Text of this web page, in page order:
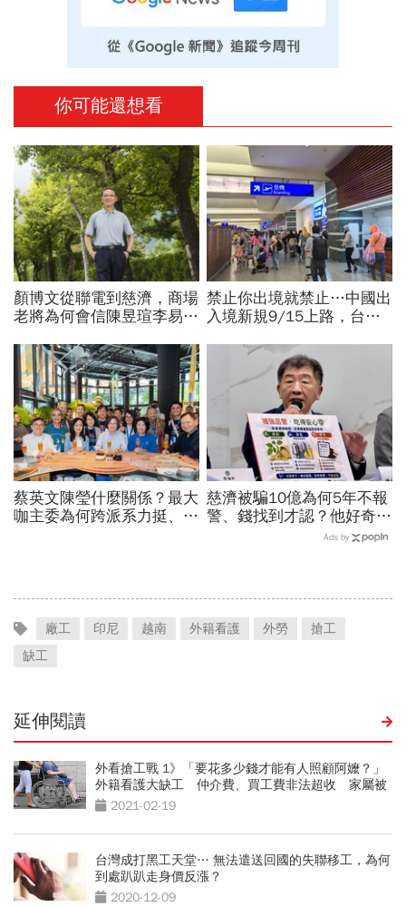
你可能還想看
顏博文從聯電到慈濟，商場
老將為何會信陳昱瑄李易
聲：將捍衛信眾捐款、蔡英
文也說話
禁止你出境就禁止…中國出
入境新規9/15上路，台灣
職業特別注意：前例在這
蔡英文陳瑩什麼關係？最大
咖主委為何跨派系力挺、連
慈濟被騙10億為何5年不報
警、錢找到才認？他好奇：
當年財報怎麼編…陳時中背
Ads by
廠工 印尼 越南 外籍看護 外勞
搶工
缺工
延伸閱讀
外看搶工戰 1》「要花多少錢才能有人照顧阿嬤？」
外籍看護大缺工 仲介費、買工費非法超收 家屬被
迫買單
2021-02-19
台灣成打黑工天堂… 無法遣送回國的失聯移工，為何
到處趴趴走身價反漲？
2020-12-09